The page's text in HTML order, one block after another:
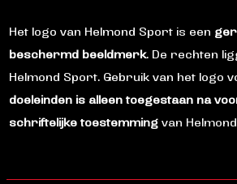
Het logo van Helmond Sport is een
beschermd beeldmerk. De rechten
Helmond Sport. Gebruik van het logo
doeleinden is alleen toegestaan na
schriftelijke toestemmingvan